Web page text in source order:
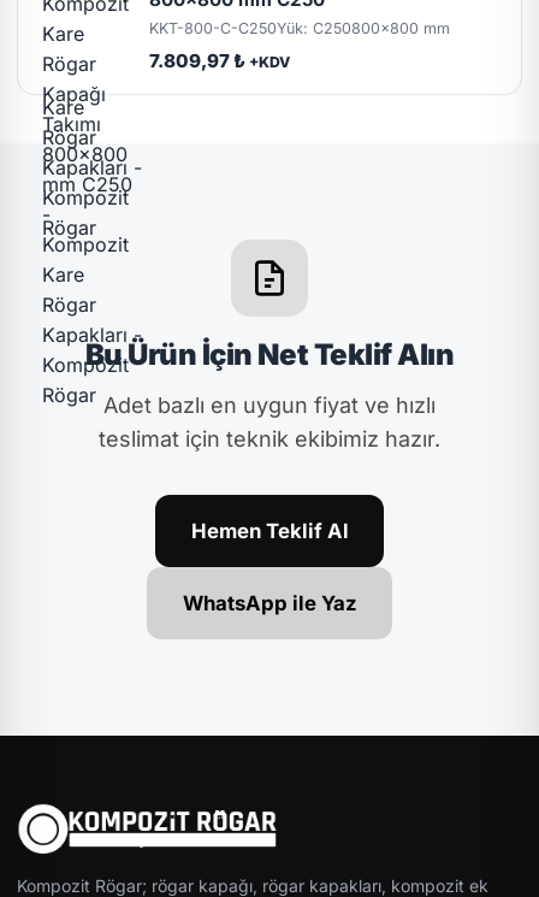
KKT-800-C-C250Yük: C250800x800 mm
7.809,97 ₺ +KDV
Bu Ürün İçin Net Teklif Alın
Adet bazlı en uygun fiyat ve hızlı
teslimat için teknik ekibimiz hazır.
Hemen Teklif Al
WhatsApp ile Yaz
Kompozit Rögar; rögar kapağı, rögar kapakları, kompozit ek